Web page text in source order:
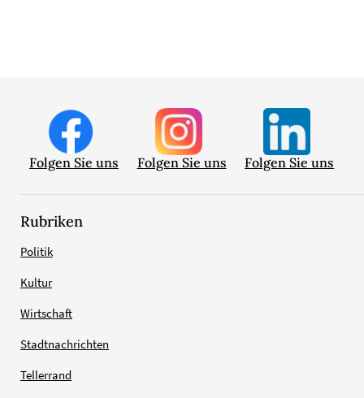
Folgen Sie uns Folgen Sie uns Folgen Sie uns
Rubriken
Politik
Kultur
Wirtschaft
Stadtnachrichten
Tellerrand